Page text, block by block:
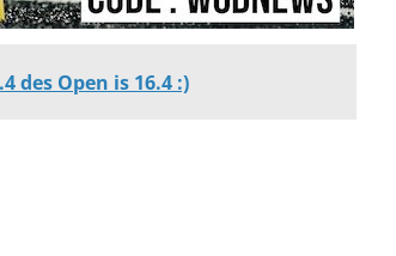
des Open is 16.4 :)